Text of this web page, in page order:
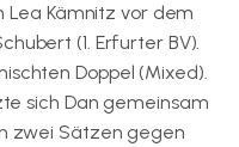
Lea Kämnitz vor dem
(1. Erfurter BV).
Doppel (Mixed).
sich Dan gemeinsam
zwei Sätzen gegen